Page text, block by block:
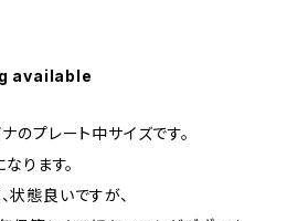
available
のプレート中サイズです。
ります。
状態良いですが、